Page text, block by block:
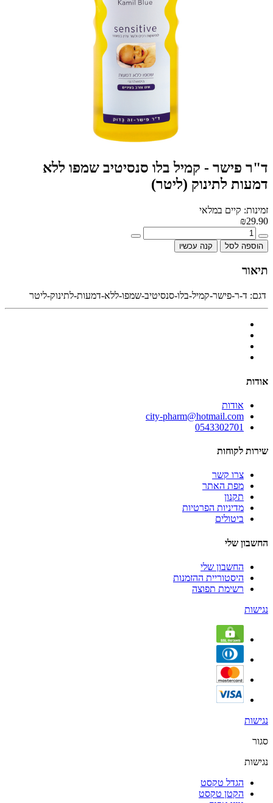
ד"ר פישר - קמיל בלו סנסיטיב שמפו ללא
דמעות לתינוק (ליטר)
זמינות: קיים במלאי
₪29.90
הוספה לסל קנה עכשיו
תיאור
דגם: ד-ר-פישר-קמיל-בלו-סנסיטיב-שמפו-ללא-דמעות-לתינוק-ליטר
אודות
אודות
city-pharm@hotmail.com
0543302701
שירות לקוחות
צרו קשר
מפת האתר
תקנון
מדיניות הפרטיות
ביטולים
החשבון שלי
החשבון שלי
היסטוריית ההזמנות
רשימת תפוצה
נגישות
נגישות
סגור
נגישות
הגדל טקסט
הקטן טקסט